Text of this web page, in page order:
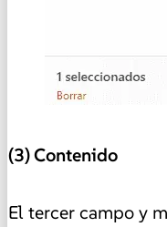
(3) Contenido
El tercer campo y